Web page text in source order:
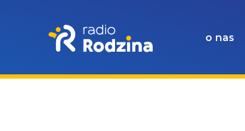
o nas